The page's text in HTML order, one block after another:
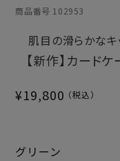
商品番号 102953
肌目の滑らかな
【新作】カード
¥19,800
グリーン